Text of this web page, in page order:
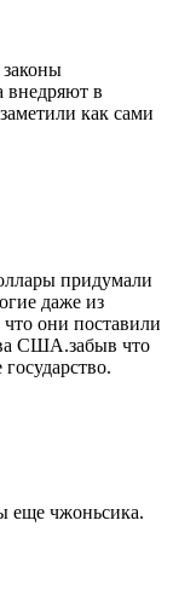
законы
внедряют в
как сами
придумали
даже из
они поставили
США.забыв что
еще чжоньсика.